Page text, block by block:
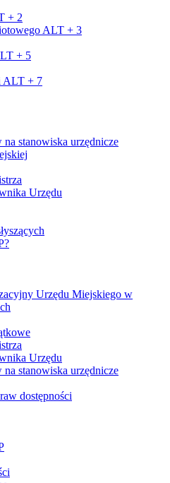
+ 2
ALT + 3
+ 5
ALT + 7
stanowiska urzędnicze
Urzędu
Urzędu Miejskiego w
Urzędu
stanowiska urzędnicze
dostępności